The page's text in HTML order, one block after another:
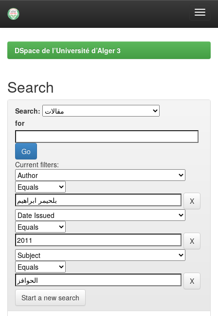
navigationDSpace de l’Université d’Alger 3
Search
Search:
for
Current filters:
Start a new search